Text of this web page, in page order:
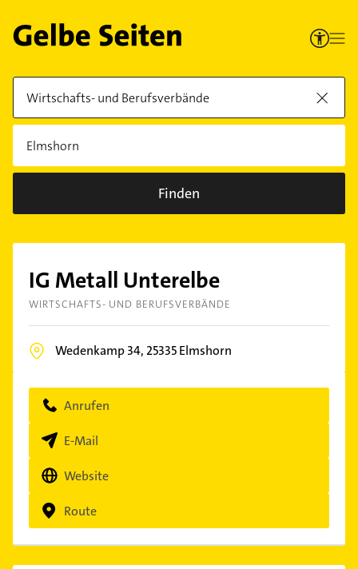
Finden
IG Metall Unterelbe
WIRTSCHAFTS- UND BERUFSVERBÄNDE
Wedenkamp 34, 25335Elmshorn
Anrufen
E-Mail
Website
Route